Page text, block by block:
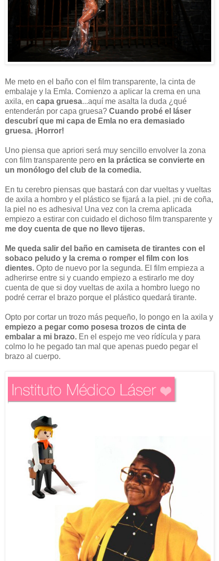
Me meto en el baño con el film transparente, la cinta de
embalaje y la Emla. Comienzo a aplicar la crema en una
axila, en capa gruesa...aquí me asalta la duda ¿qué
entenderán por capa gruesa? Cuando probé el láser
descubrí que mi capa de Emla no era demasiado
gruesa. ¡Horror!
Uno piensa que apriori será muy sencillo envolver la zona
con film transparente pero en la práctica se convierte en
un monólogo del club de la comedia.
En tu cerebro piensas que bastará con dar vueltas y vueltas
de axila a hombro y el plástico se fijará a la piel. ¡ni de coña,
la piel no es adhesiva! Una vez con la crema aplicada
empiezo a estirar con cuidado el dichoso film transparente y
me doy cuenta de que no llevo tijeras.
Me queda salir del baño en camiseta de tirantes con el
sobaco peludo y la crema o romper el film con los
dientes. Opto de nuevo por la segunda. El film empieza a
adherirse entre si y cuando empiezo a estirarlo me doy
cuenta de que si doy vueltas de axila a hombro luego no
podré cerrar el brazo porque el plástico quedará tirante.
Opto por cortar un trozo más pequeño, lo pongo en la axila y
empiezo a pegar como posesa trozos de cinta de
embalar a mi brazo. En el espejo me veo rídícula y para
colmo lo he pegado tan mal que apenas puedo pegar el
brazo al cuerpo.